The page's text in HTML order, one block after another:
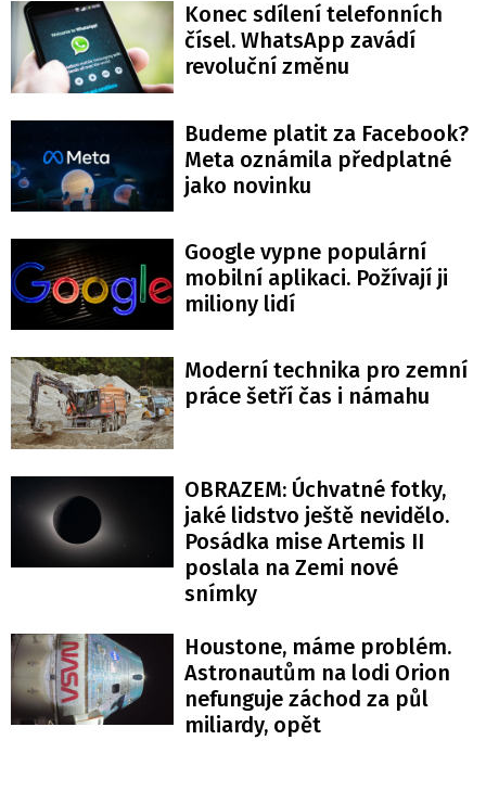
Konec sdílení telefonních
čísel. WhatsApp zavádí
revoluční změnu
Budeme platit za Facebook?
Meta oznámila předplatné
jako novinku
Google vypne populární
mobilní aplikaci. Požívají ji
miliony lidí
Moderní technika pro zemní
práce šetří čas i námahu
OBRAZEM: Úchvatné fotky,
jaké lidstvo ještě nevidělo.
Posádka mise Artemis II
poslala na Zemi nové
snímky
Houstone, máme problém.
Astronautům na lodi Orion
nefunguje záchod za půl
miliardy, opět